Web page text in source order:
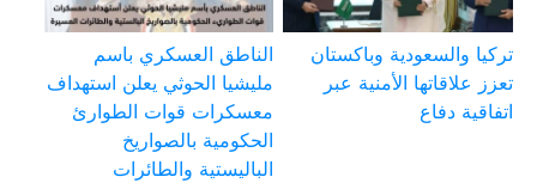
تركيا والسعودية وباكستان
تعزز علاقاتها الأمنية عبر
اتفاقية دفاع
الناطق العسكري باسم
مليشيا الحوثي يعلن استهداف
معسكرات قوات الطوارئ
الحكومية بالصواريخ
الباليستية والطائرات